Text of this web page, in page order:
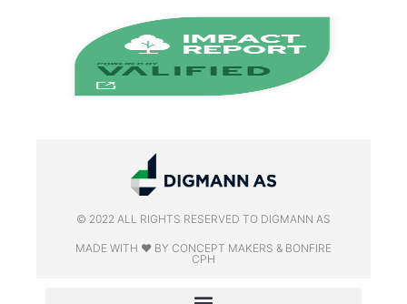
© 2022 ALL RIGHTS RESERVED​ TO DIGMANN AS
MADE WITH ❤ BY CONCEPT MAKERS & BONFIRE
CPH